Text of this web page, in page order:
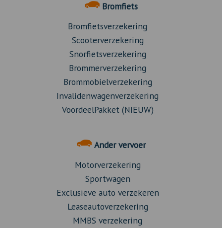
Bromfiets
Bromfietsverzekering
Scooterverzekering
Snorfietsverzekering
Brommerverzekering
Brommobielverzekering
Invalidenwagenverzekering
VoordeelPakket (NIEUW)
Ander vervoer
Motorverzekering
Sportwagen
Exclusieve auto verzekeren
Leaseautoverzekering
MMBS verzekering